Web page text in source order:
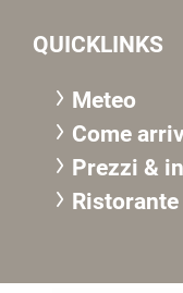
QUICKLINKS
Meteo
Come
Prezzi &
Ristorante